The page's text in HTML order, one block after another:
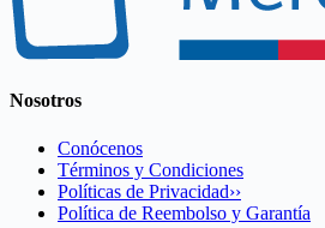
Nosotros
Conócenos
Términos y Condiciones
Políticas de Privacidad››
Política de Reembolso y Garantía